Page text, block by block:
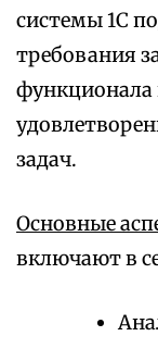
системы 1С
требования
задач.
Основные
включают в